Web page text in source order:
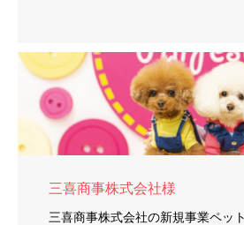
三喜商事株式会社様
三喜商事株式会社の新規事業ペッ